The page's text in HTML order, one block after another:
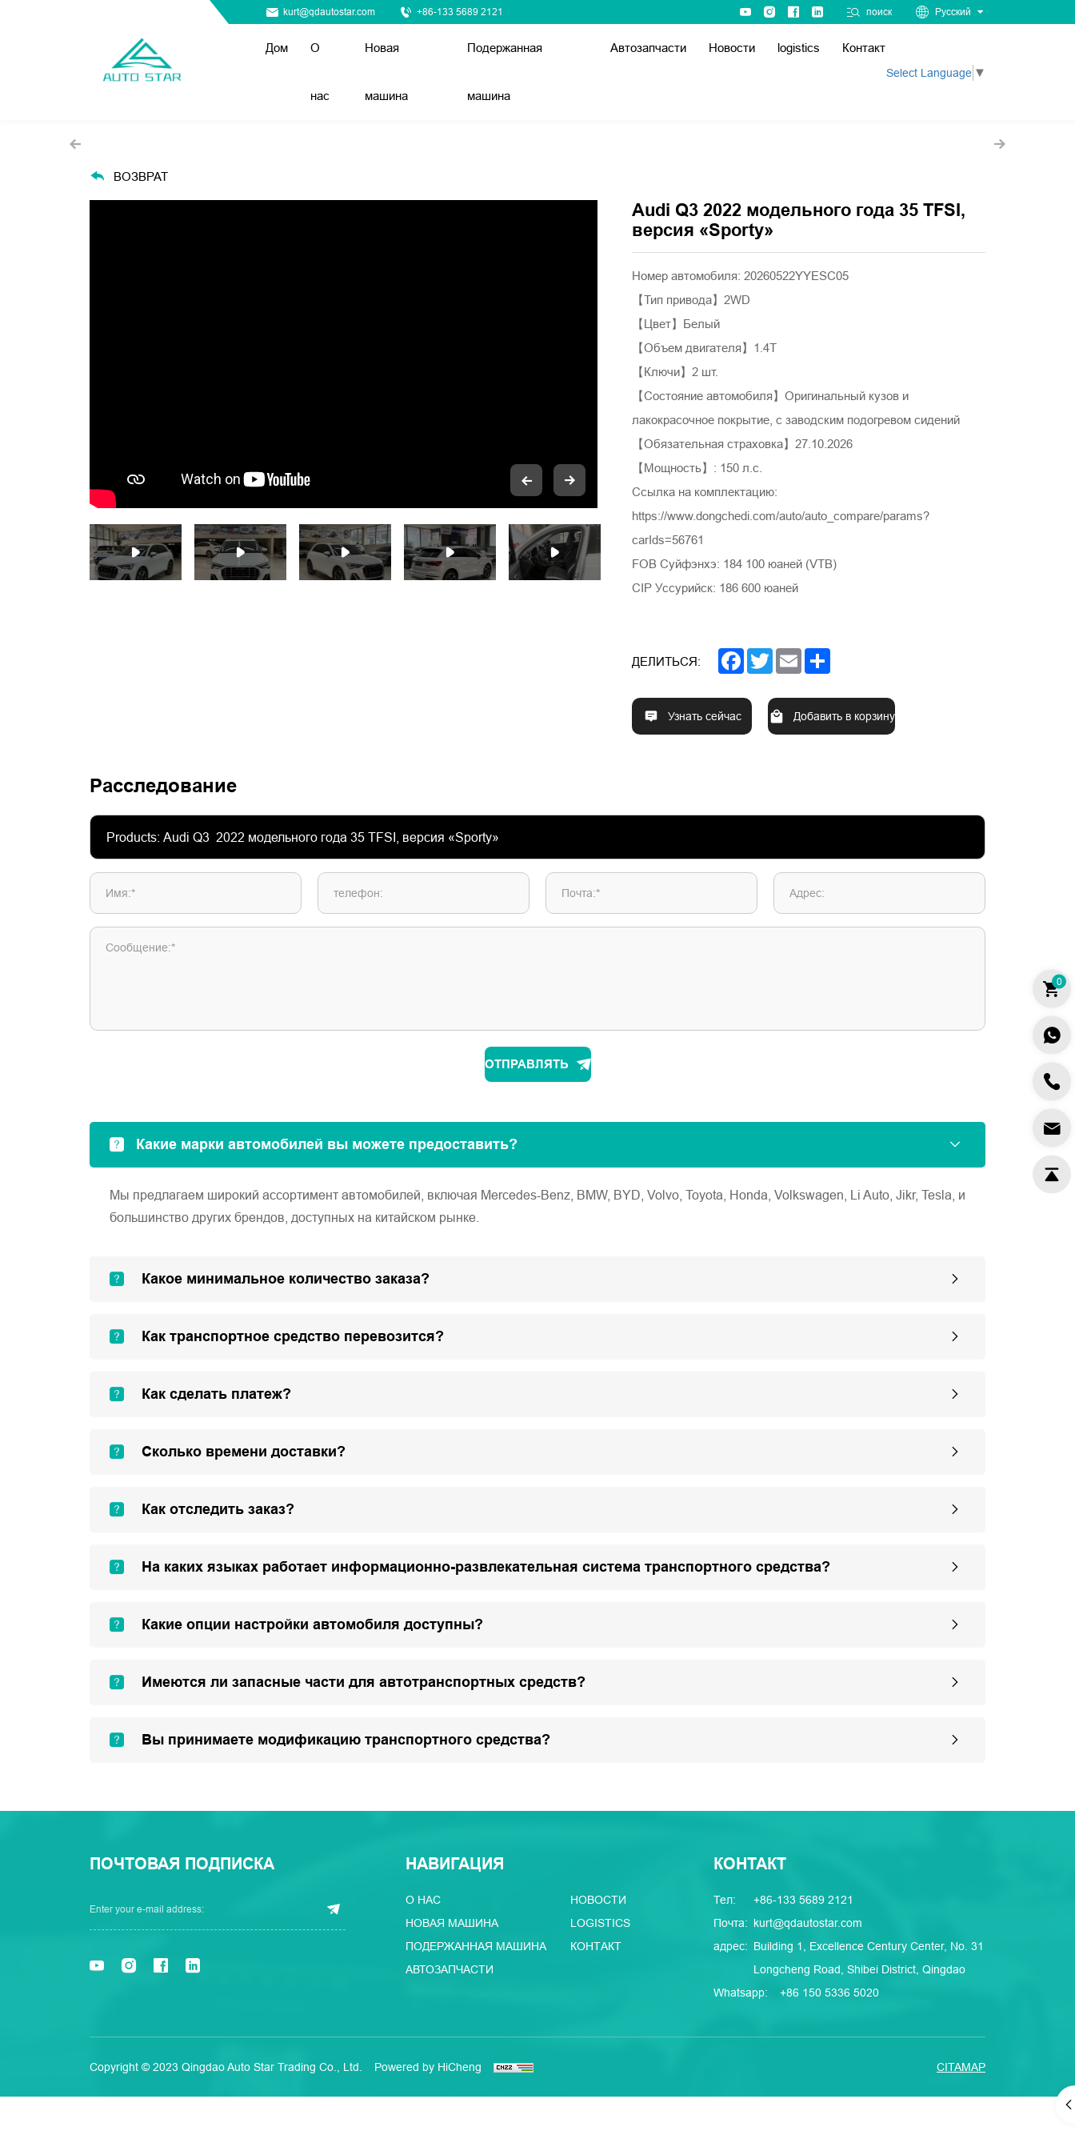
kurt@qdautostar.com +86-133 5689 2121 поиск Русский
Дом О
нас
Новая
машина
Подержанная
машина
Автозапчасти Новости logistics Контакт
Select Language ▼
ВОЗВРАТ
Audi Q3 2022 модельного года 35 TFSI,
версия «Sporty»
Номер автомобиля: 20260522YYESC05
【Тип привода】2WD
【Цвет】Белый
【Объем двигателя】1.4T
【Ключи】2 шт.
【Состояние автомобиля】Оригинальный кузов и
лакокрасочное покрытие, с заводским подогревом сидений
【Обязательная страховка】27.10.2026
【Мощность】: 150 л.с.
Ссылка на комплектацию:
https://www.dongchedi.com/auto/auto_compare/params?
carIds=56761
FOB Суйфэнхэ: 184 100 юаней (VTB)
CIP Уссурийск: 186 600 юаней
ДЕЛИТЬСЯ: Facebook
TwitterEmail
Узнать сейчас Добавить в корзину
Расследование
Имя:* телефон: Почта:* Адрес:
Сообщение:*
ОТПРАВЛЯТЬ
Какие марки автомобилей вы можете предоставить?
Мы предлагаем широкий ассортимент автомобилей, включая Mercedes-Benz, BMW, BYD, Volvo, Toyota, Honda, Volkswagen, Li Auto, Jikr, Tesla, и
большинство других брендов, доступных на китайском рынке.
Какое минимальное количество заказа?
Как транспортное средство перевозится?
Как сделать платеж?
Сколько времени доставки?
Как отследить заказ?
На каких языках работает информационно-развлекательная система транспортного средства?
Какие опции настройки автомобиля доступны?
Имеются ли запасные части для автотранспортных средств?
Вы принимаете модификацию транспортного средства?
ПОЧТОВАЯ ПОДПИСКА НАВИГАЦИЯ
О НАС
НОВАЯ МАШИНА
ПОДЕРЖАННАЯ МАШИНА
АВТОЗАПЧАСТИ
НОВОСТИ
LOGISTICS
КОНТАКТ
КОНТАКТ
Тел:
+86-133 5689 2121
Почта: kurt@qdautostar.com
адрес: Building 1, Excellence Century Center, No. 31
Longcheng Road, Shibei District, Qingdao
Whatsapp:
+86 150 5336 5020
Copyright © 2023 Qingdao Auto Star Trading Co., Ltd. Powered by HiCheng CITAMAP
0